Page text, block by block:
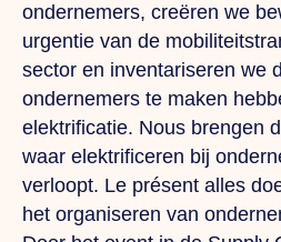
ondernemers, creëren we
urgentie van de
sector en inventariseren we
ondernemers te maken
elektrificatie. Nous brengen
waar elektrificeren bij
verloopt. Le présent alles
het organiseren van